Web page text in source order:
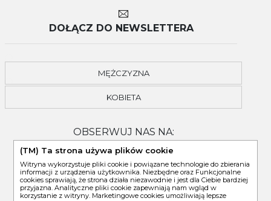
DOŁĄCZ DO NEWSLETTERA
MĘŻCZYZNA
KOBIETA
OBSERWUJ NAS NA:
(TM) Ta strona używa plików cookie
Witryna wykorzystuje pliki cookie i powiązane technologie do zbierania
informacji z urządzenia użytkownika. Niezbędne oraz Funkcjonalne
cookies sprawiają, że strona działa niezawodnie i jest dla Ciebie bardziej
przyjazna. Analityczne pliki cookie zapewniają nam wgląd w
korzystanie z witryny. Marketingowe cookies umożliwiają lepsze